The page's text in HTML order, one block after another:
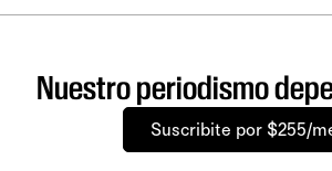
Nuestro periodismo
Suscribite por $255/